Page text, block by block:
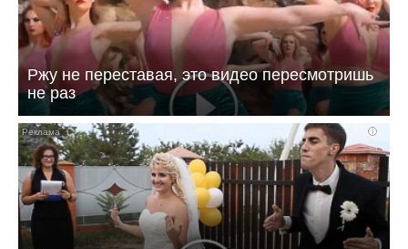
Ржу не переставая, это видео пересмотришь
не раз
i